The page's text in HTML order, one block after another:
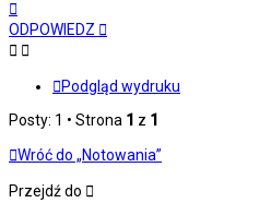
górę
ODPOWIEDZ
Podgląd wydruku
Posty: 1 • Strona 1 z 1
Wróć do „Notowania”
Przejdź do